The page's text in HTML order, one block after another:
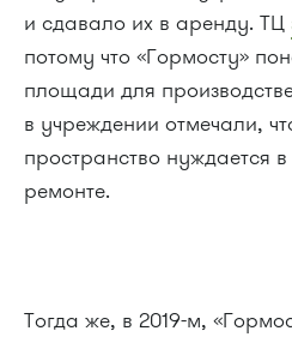
и сдавало их в аренду. ТЦ
потому что «Гормосту»
площади для
в учреждении отмечали,
пространство нуждается
ремонте.
Тогда же, в 2019-м,